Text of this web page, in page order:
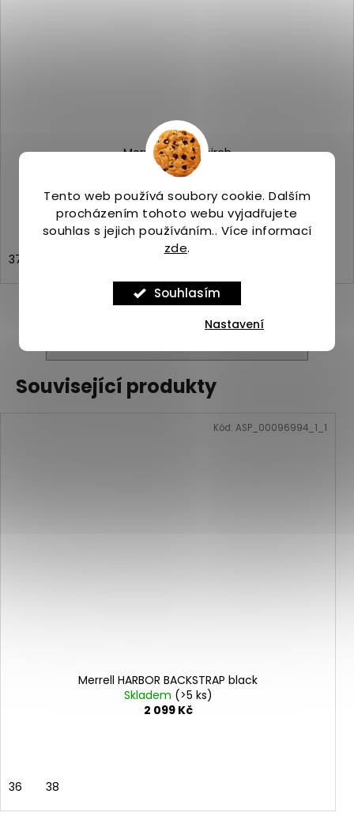
Tento web používá soubory cookie. Dalším
procházením tohoto webu vyjadřujete
souhlas s jejich používáním.. Více informací
zde.
Souhlasím
Nastavení
Merrell WRAPT birch
Skladem(4 ks)
37
Související produkty
Merrell HARBOR BACKSTRAP black
Skladem (>5 ks)
2 099 Kč
36 38
Kód: ASP_00096994_1_1